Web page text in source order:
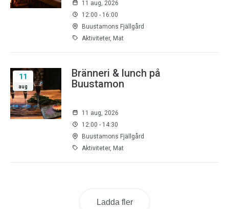
11 aug, 2026
12:00 - 16:00
Buustamons Fjällgård
Aktiviteter, Mat
11
aug
Bränneri & lunch på
Buustamon
11 aug, 2026
12:00 - 14:30
Buustamons Fjällgård
Aktiviteter, Mat
Ladda fler